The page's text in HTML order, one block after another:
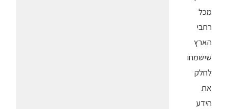
מכל
רחבי
הארץ
שישמחו
לחלק
את
הידע